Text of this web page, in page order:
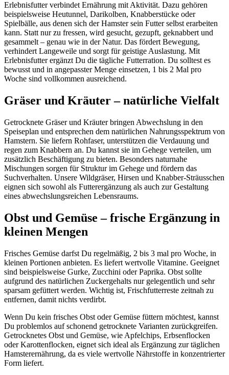
Erlebnisfutter verbindet Ernährung mit Aktivität. Dazu gehören
beispielsweise Heutunnel, Darikolben, Knabberstücke oder
Spielbälle, aus denen sich der Hamster sein Futter selbst erarbeiten
kann. Statt nur zu fressen, wird gesucht, gezupft, geknabbert und
gesammelt – genau wie in der Natur. Das fördert Bewegung,
verhindert Langeweile und sorgt für geistige Auslastung. Mit
Erlebnisfutter ergänzt Du die tägliche Futterration. Du solltest es
bewusst und in angepasster Menge einsetzen, 1 bis 2 Mal pro
Woche sind vollkommen ausreichend.
Gräser und Kräuter – natürliche Vielfalt
Getrocknete Gräser und Kräuter bringen Abwechslung in den
Speiseplan und entsprechen dem natürlichen Nahrungsspektrum von
Hamstern. Sie liefern Rohfaser, unterstützen die Verdauung und
regen zum Knabbern an. Du kannst sie im Gehege verteilen, um
zusätzlich Beschäftigung zu bieten. Besonders naturnahe
Mischungen sorgen für Struktur im Gehege und fördern das
Suchverhalten. Unsere Wildgräser, Hirsen und Knabber-Sträusschen
eignen sich sowohl als Futterergänzung als auch zur Gestaltung
eines abwechslungsreichen Lebensraums.
Obst und Gemüse – frische Ergänzung in
kleinen Mengen
Frisches Gemüse darfst Du regelmäßig, 2 bis 3 mal pro Woche, in
kleinen Portionen anbieten. Es liefert wertvolle Vitamine. Geeignet
sind beispielsweise Gurke, Zucchini oder Paprika. Obst sollte
aufgrund des natürlichen Zuckergehalts nur gelegentlich und sehr
sparsam gefüttert werden. Wichtig ist, Frischfutterreste zeitnah zu
entfernen, damit nichts verdirbt.
Wenn Du kein frisches Obst oder Gemüse füttern möchtest, kannst
Du problemlos auf schonend getrocknete Varianten zurückgreifen.
Getrocknetes Obst und Gemüse, wie Apfelchips, Erbsenflocken
oder Karottenflocken, eignet sich ideal als Ergänzung zur täglichen
Hamsterernährung, da es viele wertvolle Nährstoffe in konzentrierter
Form liefert.